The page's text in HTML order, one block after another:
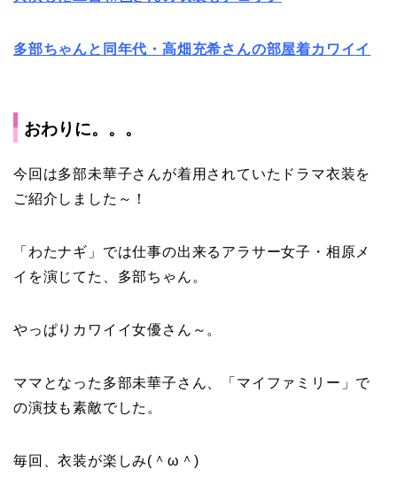
多部ちゃんと同年代・高畑充希さんの部屋着カワイイ
おわり に。。。
今回は多部未華子さんが着用されていたドラマ衣装を
ご紹介しました～！
「わたナギ」では仕事の出来るアラサー女子・相原メ
イを演じてた、多部ちゃん。
やっぱりカワイイ女優さん～。
ママとなった多部未華子さん、「マイファミリー」で
の演技も素敵でした。
毎回、衣装が楽しみ(＾ω＾)